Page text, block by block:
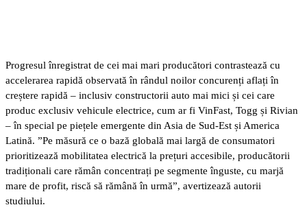
Progresul înregistrat de cei mai mari producători contrastează cu
accelerarea rapidă observată în rândul noilor concurenți aflați în
creștere rapidă – inclusiv constructorii auto mai mici și cei care
produc exclusiv vehicule electrice, cum ar fi VinFast, Togg și Rivian
– în special pe piețele emergente din Asia de Sud-Est și America
Latină. ”Pe măsură ce o bază globală mai largă de consumatori
prioritizează mobilitatea electrică la prețuri accesibile, producătorii
tradiționali care rămân concentrați pe segmente înguste, cu marjă
mare de profit, riscă să rămână în urmă”, avertizează autorii
studiului.